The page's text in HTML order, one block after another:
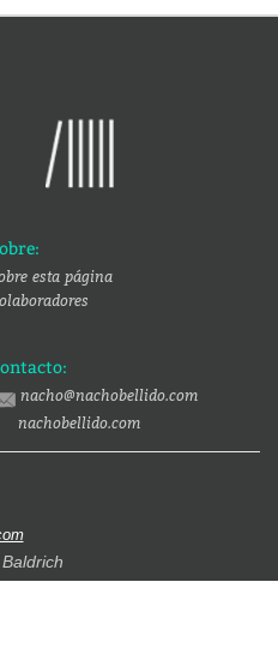
esta página
nacho@nachobellido.com
nachobellido.com